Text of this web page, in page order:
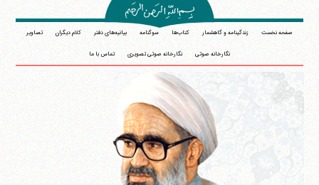
صفحه نخست زندگینامه و گاهشمار کتاب‌ها سوگنامه بیانیه‌های دفتر کلام دیگران تصاویر
نگارخانه صوتی نگارخانه صوتی تصویری تماس با ما